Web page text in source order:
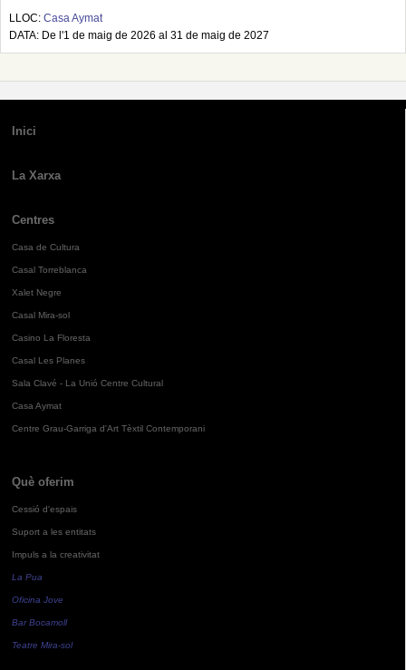
LLOC: Casa Aymat
DATA: De l'1 de maig de 2026 al 31 de maig de 2027
Inici
La Xarxa
Centres
Casa de Cultura
Casal Torreblanca
Xalet Negre
Casal Mira-sol
Casino La Floresta
Casal Les Planes
Sala Clavé - La Unió Centre Cultural
Casa Aymat
Centre Grau-Garriga d'Art Tèxtil Contemporani
Què oferim
Cessió d'espais
Suport a les entitats
Impuls a la creativitat
La Pua
Oficina Jove
Bar Bocamoll
Teatre Mira-sol